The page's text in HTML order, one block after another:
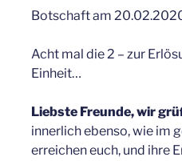
Botschaft am
Acht mal die 2 – zur
Einheit…
Liebste Freunde, wir
innerlich ebenso, wie im
erreichen euch, und ihre